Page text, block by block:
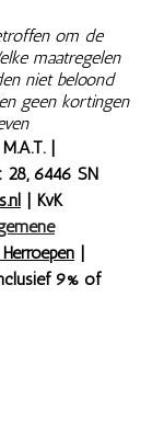
om de
maatregelen
niet beloond
geen kortingen
M.A.T. |
28, 6446 SN
| KvK
9% of